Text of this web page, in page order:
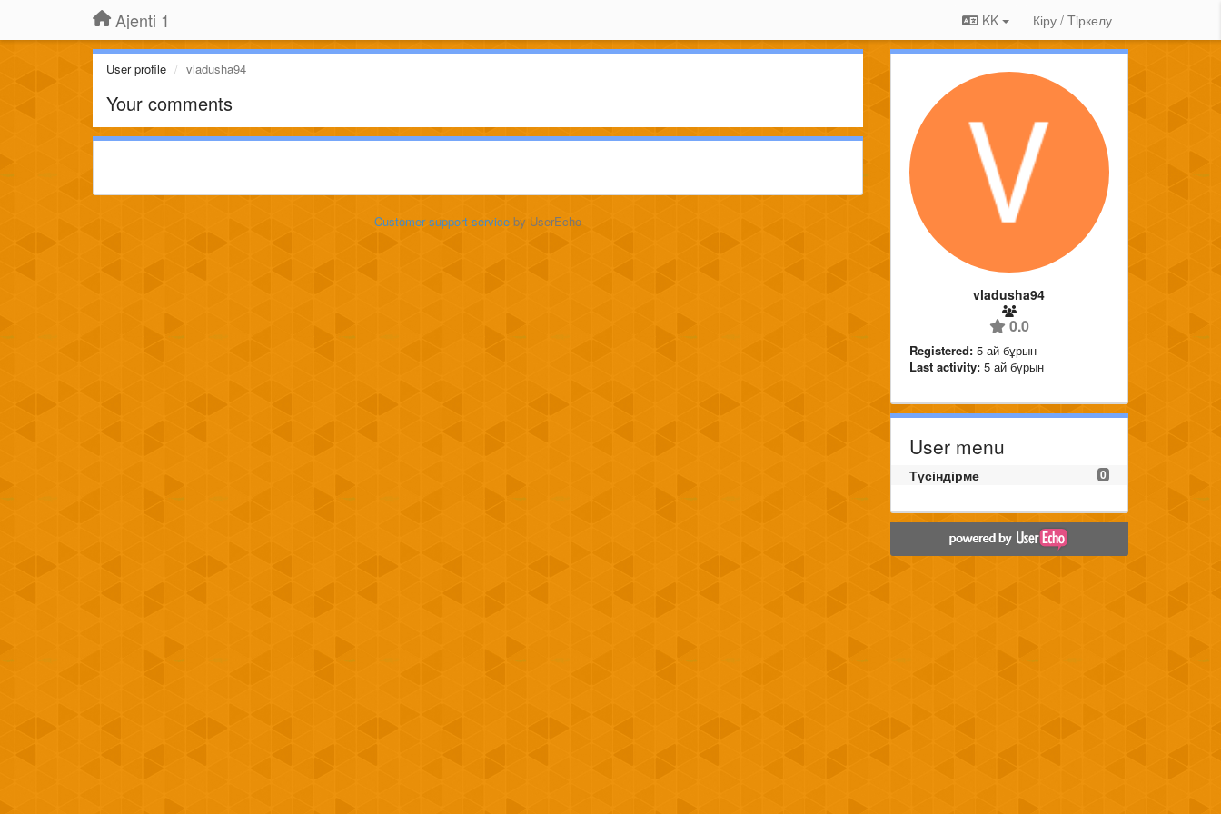
Ajenti 1 KK Кіру / Tiркелу
User profile vladusha94
Your comments
Customer support serviceby UserEcho
vladusha94
0.0
Registered: 5 ай бұрын
Last activity: 5 ай бұрын
User menu
0
Түсіндірме